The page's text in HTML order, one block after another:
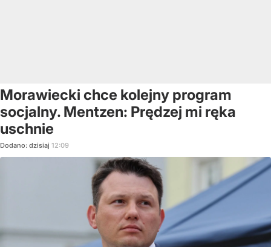
Morawiecki chce kolejny program
socjalny. Mentzen: Prędzej mi ręka
uschnie
Dodano: dzisiaj 12:09